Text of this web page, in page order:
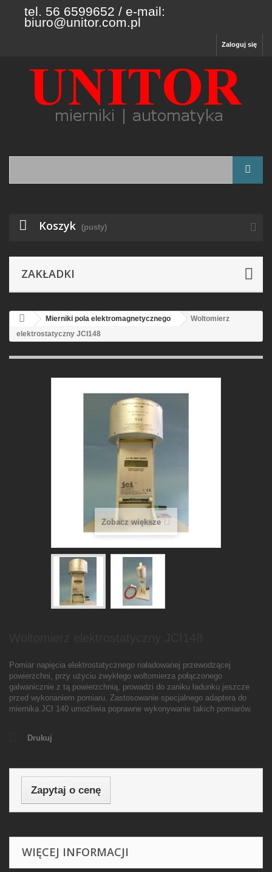
tel. 56 6599652 / e-mail:
biuro@unitor.com.pl
Zaloguj się
Koszyk (pusty)
ZAKŁADKI
Mierniki pola elektromagnetycznego
Woltomierz
elektrostatyczny JCI148
Zobacz większe
Pomiar napięcia elektrostatycznego naładowanej przewodzącej
powierzchni, przy użyciu zwykłego woltomierza połączonego
galwanicznie z tą powierzchnią, prowadzi do zaniku ładunku jeszcze
przed wykonaniem pomiaru. Zastosowanie specjalnego adaptera do
miernika JCI 140 umożliwia poprawne wykonywanie takich pomiarów.
Drukuj
Zapytaj o cenę
WIĘCEJ INFORMACJI